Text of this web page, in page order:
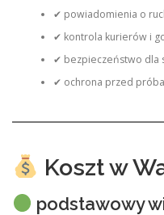
✔ powiadomienia o
✔ kontrola kurierów i
✔ bezpieczeństwo dla
✔ ochrona przed
Koszt w
podstawowy